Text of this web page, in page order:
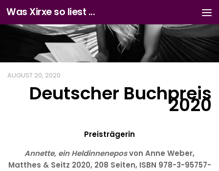
Zum Inhalt springen
Was Xirxe so liest ...
AUGUST 20, 2020
Deutscher Buchpreis
2020
Preisträgerin
Annette, ein Heldinneneposvon Anne Weber,
Matthes & Seitz 2020, 208 Seiten, ISBN 978-3-95757-